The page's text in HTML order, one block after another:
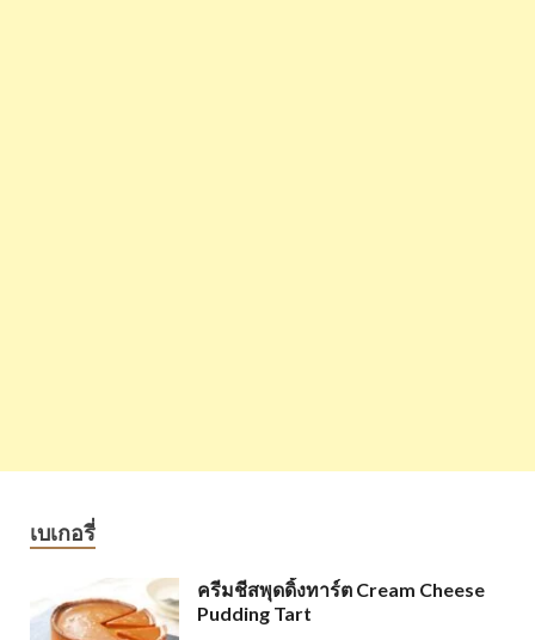
เบเกอรี่
ครีมชีสพุดดิ้งทาร์ต Cream Cheese
Pudding Tart